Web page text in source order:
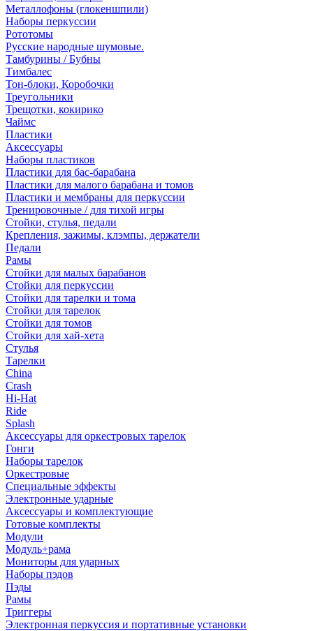
Металлофоны (глокеншпили)
Наборы перкуссии
Рототомы
Русские народные шумовые.
Тамбурины / Бубны
Тимбалес
Тон-блоки, Коробочки
Треугольники
Трещотки, кокирико
Чаймс
Пластики
Аксессуары
Наборы пластиков
Пластики для бас-барабана
Пластики для малого барабана и томов
Пластики и мембраны для перкуссии
Тренировочные / для тихой игры
Стойки, стулья, педали
Крепления, зажимы, клэмпы, держатели
Педали
Рамы
Стойки для малых барабанов
Стойки для перкуссии
Стойки для тарелки и тома
Стойки для тарелок
Стойки для томов
Стойки для хай-хета
Стулья
Тарелки
China
Crash
Hi-Hat
Ride
Splash
Аксессуары для оркестровых тарелок
Гонги
Наборы тарелок
Оркестровые
Специальные эффекты
Электронные ударные
Аксессуары и комплектующие
Готовые комплекты
Модули
Модуль+рама
Мониторы для ударных
Наборы пэдов
Пэды
Рамы
Триггеры
Электронная перкуссия и портативные установки